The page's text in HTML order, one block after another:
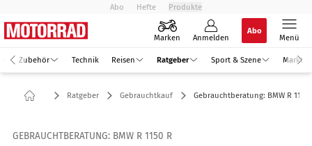
Abo Hefte Produkte
Marken Anmelden
Abo
Menü
Zubehör Technik Reisen Ratgeber Sport & Szene Markt
Ratgeber Gebrauchtkauf Gebrauchtberatung: BMW R 1150
GEBRAUCHTBERATUNG: BMW R 1150 R